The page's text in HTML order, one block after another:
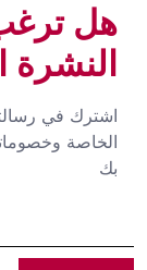
هل
النشرة
اشترك في
الخاصة
بك